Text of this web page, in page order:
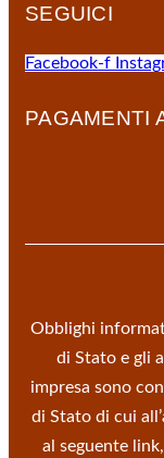
SEGUICI
Facebook-f
PAGAMENTI
Obblighi
di Stato e gli
impresa sono
di Stato di cui
al seguente